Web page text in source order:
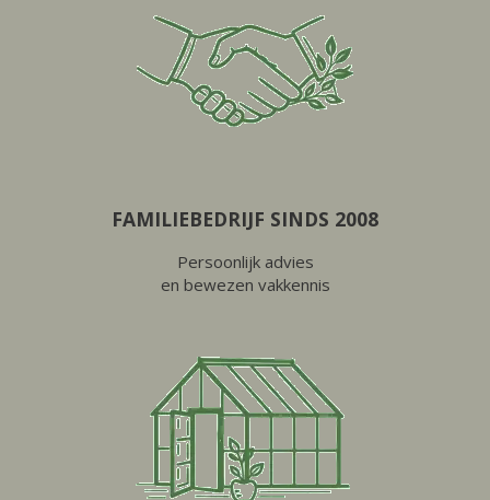
FAMILIEBEDRIJF SINDS 2008
Persoonlijk advies
en bewezen vakkennis